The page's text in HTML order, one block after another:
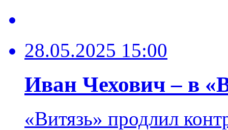
28.05.2025 15:00
Иван Чехович – в
«Витязь» продлил